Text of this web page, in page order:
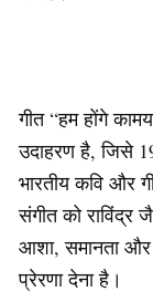
गीत “हम होंगे
उदाहरण है, जिसे
भारतीय कवि और
संगीत को राविंद्र
आशा, समानता और
प्रेरणा देना है।